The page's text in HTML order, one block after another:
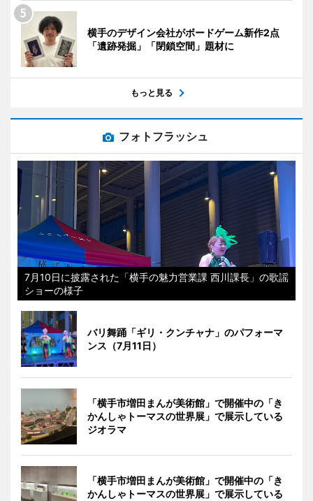
横手のデザイン会社がボードゲーム新作2点
「遺跡発掘」「閉鎖空間」題材に
もっと見る
フォトフラッシュ
7月10日に披露された「横手の魅力営業課 西川課長」の歌謡
ショーの様子
バリ舞踊「ギリ・クンチャナ」のパフォーマ
ンス（7月11日）
「横手市増田まんが美術館」で開催中の「き
かんしゃトーマスの世界展」で展示している
ジオラマ
「横手市増田まんが美術館」で開催中の「き
かんしゃトーマスの世界展」で展示している